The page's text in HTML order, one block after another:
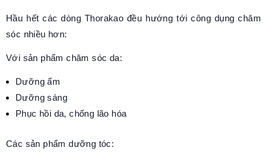
Hầu hết các dòng Thorakao đều hướng tới công dụng chăm
sóc nhiều hơn:
Với sản phẩm chăm sóc da:
Dưỡng ẩm
Dưỡng sáng
Phục hồi da, chống lão hóa
Các sản phẩm dưỡng tóc: